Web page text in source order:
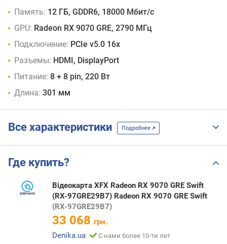
Память: 12 ГБ, GDDR6, 18000 Мбит/с
GPU: Radeon RX 9070 GRE, 2790 МГц
Подключение: PCIe v5.0 16x
Разъемы: HDMI, DisplayPort
Питание: 8 + 8 pin, 220 Вт
Длина: 301 мм
Все характеристики Подробнее
Где купить?
Відеокарта XFX Radeon RX 9070 GRE Swift
(RX-97GRE29B7) Radeon RX 9070 GRE Swift
(RX-97GRE29B7)
33 068 грн.
Denika.ua
С нами более 10-ти лет